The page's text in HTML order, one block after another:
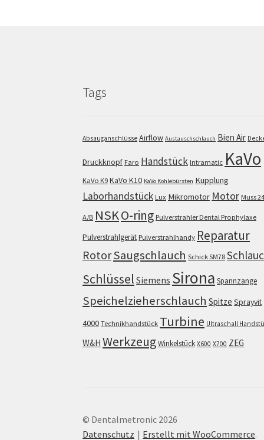
Tags
Absauganschlüsse Airflow Austauschschlauch Bien Air
Druckknopf Faro Handstück Intramatic KaVo
KaVo K9 KaVo K10 KaVo Kohlebürsten Kupplung
Laborhandstück Lux Mikromotor Motor Muss
A/B NSKO-ring Pulverstrahler Dental Prophylaxe
Pulverstrahlgerät Pulverstrahlhandy Reparatur
RotorSaugschlauch Schick SM78
Schlüssel Siemens Sirona Spannzange
Speichelzieherschlauch Spitze Sprayvit
4000 Technikhandstück Turbine Ultraschall
W&H WerkzeugWinkelstück X600 X700 ZEG
© Dentalmetronic 2026
Datenschutz
Erstellt mit WooCommerce.